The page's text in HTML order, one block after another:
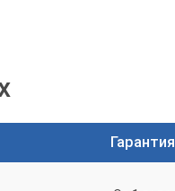
Гарантия